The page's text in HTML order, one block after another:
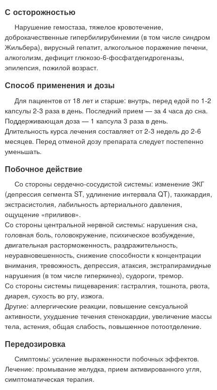
С осторожностью
Нарушение гемостаза, тяжелое кровотечение,
доброкачественные гипербилирубинемии (в том числе синдром
Жильбера), вирусный гепатит, алкогольное поражение печени,
алкоголизм, дефицит глюкозо-6-фосфатдегидрогеназы,
эпилепсия, пожилой возраст.
Способ применения и дозы
Для пациентов от 18 лет и старше: внутрь, перед едой по 1-2
капсулы 2-3 раза в день. Последний прием — за 4 часа до сна.
Поддерживающая доза — 1 капсула 3 раза в день.
Длительность курса лечения составляет от 2-3 недель до 2-6
месяцев. Перед отменой дозу препарата следует постепенно
уменьшать.
Побочное действие
Со стороны сердечно-сосудистой системы: изменение ЭКГ
(депрессия сегмента ST, удлинение интервала QT), тахикардия,
экстрасистолия, лабильность артериального давления,
ощущение «приливов».
Со стороны центральной нервной системы: нарушения сна,
головная боль, головокружение, психическое возбуждение,
двигательная расторможенность, раздражительность,
неуравновешенность, снижение способности к концентрации
внимания, тревожность, депрессия, атаксия, экстрапирамидные
нарушения (в том числе гиперкинез), судороги, тремор.
Со стороны системы пищеварения: гастралгия, тошнота, рвота,
диарея, сухость во рту, изжога.
Другие: аллергические реакции, повышение сексуальной
активности, ухудшение течения стенокардии, увеличение массы
тела, астения, общая слабость, повышенное потоотделение.
Передозировка
Симптомы: усиление выраженности побочных эффектов.
Лечение: промывание желудка, прием активированного угля,
симптоматическая терапия.